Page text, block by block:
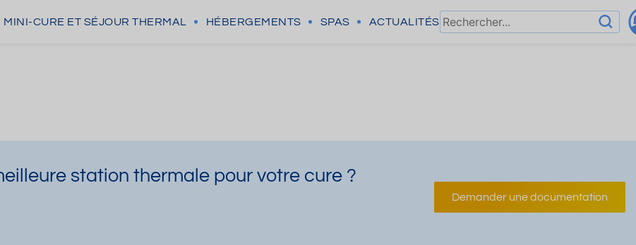
MINI-CURE ET SÉJOUR THERMAL HÉBERGEMENTS SPAS ACTUALITÉS
station thermale pour votre cure ?
Demander une documentation